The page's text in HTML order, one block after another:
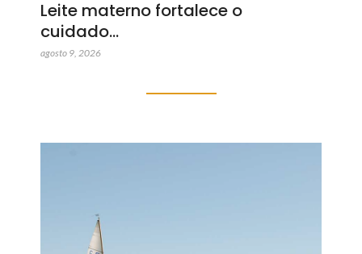
Leite materno fortalece o
cuidado…
agosto 9, 2026